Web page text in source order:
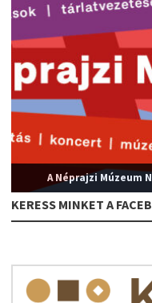
A Néprajzi Múzeum
KERESS MINKET A